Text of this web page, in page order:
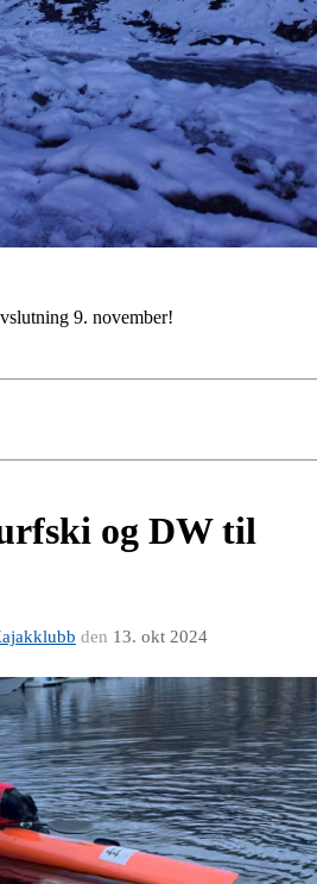
9. november!
og DW til
den 13. okt 2024